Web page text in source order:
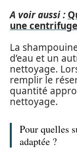
A voir aussi :
une
La
d’eau et un
nettoyage.
remplir le
quantité
nettoyage.
Pour quelles
adaptée ?